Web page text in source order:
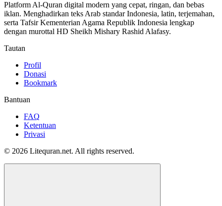
Platform Al-Quran digital modern yang cepat, ringan, dan bebas
iklan. Menghadirkan teks Arab standar Indonesia, latin, terjemahan,
serta Tafsir Kementerian Agama Republik Indonesia lengkap
dengan murottal HD Sheikh Mishary Rashid Alafasy.
Tautan
Profil
Donasi
Bookmark
Bantuan
FAQ
Ketentuan
Privasi
© 2026 Litequran.net. All rights reserved.